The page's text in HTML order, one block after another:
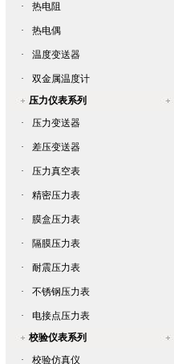
·
热电阻
· 热电偶
· 温度变送器
·
双金属温度计
压力仪表系列
·
压力变送器
· 差压变送器
· 压力真空表
· 精密压力表
· 膜盒压力表
· 隔膜压力表
· 耐震压力表
· 不锈钢压力表
·
电接点压力表
校验仪表系列
·
校验仿真仪